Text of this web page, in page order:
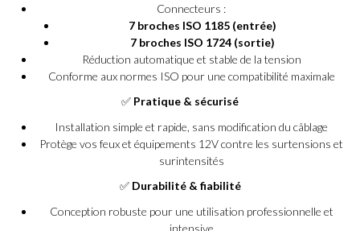
Connecteurs :
7 broches ISO 1185 (entrée)
7 broches ISO 1724 (sortie)
Réduction automatique et stable de la tension
Conforme aux normes ISO pour une compatibilité maximale
✅ Pratique & sécurisé
Installation simple et rapide, sans modification du câblage
Protège vos feux et équipements 12V contre les surtensions et
surintensités
✅ Durabilité & fiabilité
Conception robuste pour une utilisation professionnelle et
intensive